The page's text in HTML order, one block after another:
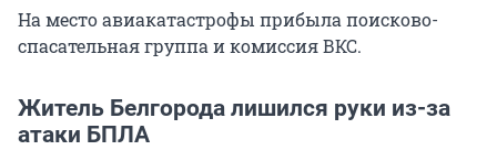
На место авиакатастрофы прибыла поисково-
спасательная группа и комиссия ВКС.
Житель Белгорода лишился руки из-за
атаки БПЛА